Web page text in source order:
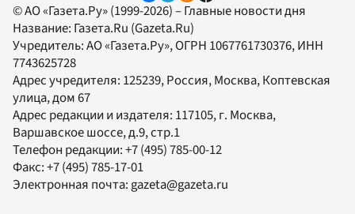
© АО «Газета.Ру» (1999-2026) – Главные новости дня
Название: Газета.Ru (Gazeta.Ru)
Учредитель:АО «Газета.Ру», ОГРН 1067761730376, ИНН
7743625728
Адрес учредителя: 125239, Россия, Москва, Коптевская
улица, дом 67
Адрес редакции и издателя: 117105, г. Москва,
Варшавское шоссе, д.9, стр.1
Телефон редакции:+7 (495) 785-00-12
Факс:+7 (495) 785-17-01
Электронная почта: gazeta@gazeta.ru